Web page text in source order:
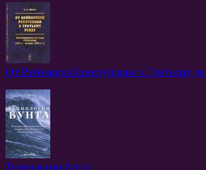
От Веймарской республики к Третьему
Технологии бунта